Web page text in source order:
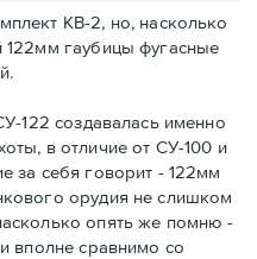
КВ-2, но, насколько
122мм гаубицы фугасные
122 создавалась именно
в отличие от СУ-100 и
за себя говорит - 122мм
орудия не слишком
опять же помню -
вполне сравнимо со